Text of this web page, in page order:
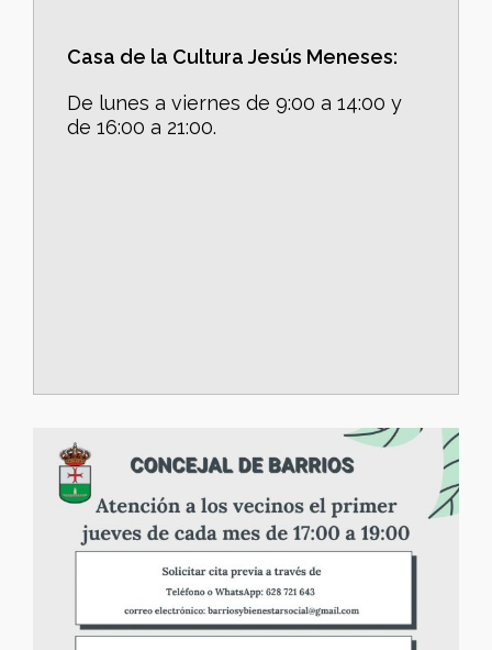
Casa de la Cultura Jesús Meneses:
De lunes a viernes de 9:00 a 14:00 y
de 16:00 a 21:00.